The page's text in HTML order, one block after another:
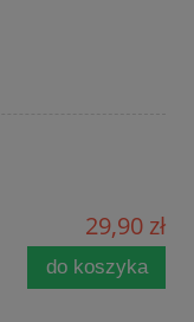
29,90 zł
do koszyka